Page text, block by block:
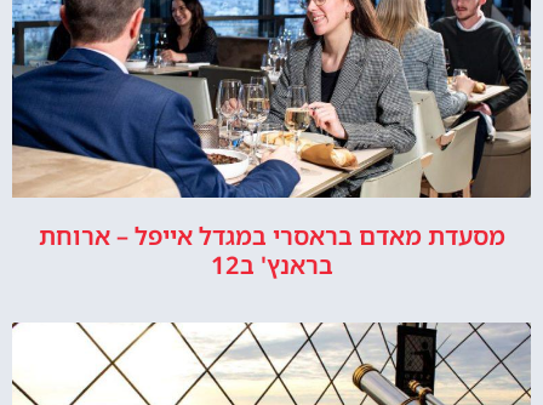
מסעדת מאדם בראסרי במגדל אייפל – ארוחת
בראנץ' ב12